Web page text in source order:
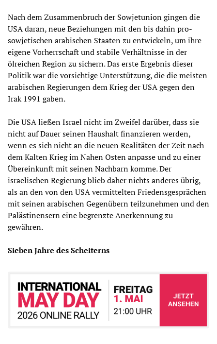
Nach dem Zusammenbruch der Sowjetunion gingen die
USA daran, neue Beziehungen mit den bis dahin pro-
sowjetischen arabischen Staaten zu entwickeln, um ihre
eigene Vorherrschaft und stabile Verhältnisse in der
ölreichen Region zu sichern. Das erste Ergebnis dieser
Politik war die vorsichtige Unterstützung, die die meisten
arabischen Regierungen dem Krieg der USA gegen den
Irak 1991 gaben.
Die USA ließen Israel nicht im Zweifel darüber, dass sie
nicht auf Dauer seinen Haushalt finanzieren werden,
wenn es sich nicht an die neuen Realitäten der Zeit nach
dem Kalten Krieg im Nahen Osten anpasse und zu einer
Übereinkunft mit seinen Nachbarn komme. Der
israelischen Regierung blieb daher nichts anderes übrig,
als an den von den USA vermittelten Friedensgesprächen
mit seinen arabischen Gegenübern teilzunehmen und den
Palästinensern eine begrenzte Anerkennung zu
gewähren.
Sieben Jahre des Scheiterns